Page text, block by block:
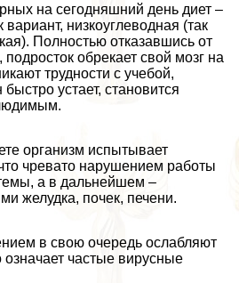
на сегодняшний день диет –
вариант, низкоуглеводная (так
Полностью отказавшись от
обрекает свой мозг на
трудности с учебой,
устает, становится
организм испытывает
что чревато нарушением работы
а в дальнейшем –
желудка, почек, печени.
в свою очередь ослабляют
частые вирусные